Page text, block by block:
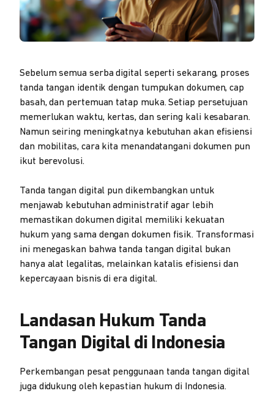
Sebelum semua serba digital seperti sekarang, proses
tanda tangan identik dengan tumpukan dokumen, cap
basah, dan pertemuan tatap muka. Setiap persetujuan
memerlukan waktu, kertas, dan sering kali kesabaran.
Namun seiring meningkatnya kebutuhan akan efisiensi
dan mobilitas, cara kita menandatangani dokumen pun
ikut berevolusi.
Tanda tangan digital pun dikembangkan untuk
menjawab kebutuhan administratif agar lebih
memastikan dokumen digital memiliki kekuatan
hukum yang sama dengan dokumen fisik. Transformasi
ini menegaskan bahwa tanda tangan digital bukan
hanya alat legalitas, melainkan katalis efisiensi dan
kepercayaan bisnis di era digital.
Landasan Hukum Tanda
Tangan Digital di Indonesia
Perkembangan pesat penggunaan tanda tangan digital
juga didukung oleh kepastian hukum di Indonesia.